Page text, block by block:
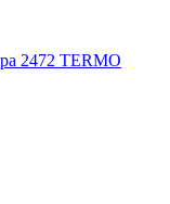
2472 TERMO